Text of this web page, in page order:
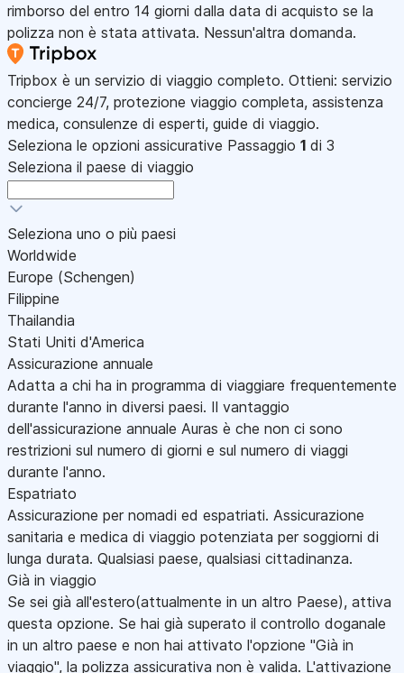
rimborso del entro 14 giorni dalla data di acquisto se la
polizza non è stata attivata. Nessun'altra domanda.
Tripbox è un servizio di viaggio completo. Ottieni: servizio
concierge 24/7, protezione viaggio completa, assistenza
medica, consulenze di esperti, guide di viaggio.
Seleziona le opzioni assicurative Passaggio 1 di 3
Seleziona il paese di viaggio
Seleziona uno o più paesi
Worldwide
Europe (Schengen)
Filippine
Thailandia
Stati Uniti d'America
Assicurazione annuale
Adatta a chi ha in programma di viaggiare frequentemente
durante l'anno in diversi paesi. Il vantaggio
dell'assicurazione annuale Auras è che non ci sono
restrizioni sul numero di giorni e sul numero di viaggi
durante l'anno.
Espatriato
Assicurazione per nomadi ed espatriati. Assicurazione
sanitaria e medica di viaggio potenziata per soggiorni di
lunga durata. Qualsiasi paese, qualsiasi cittadinanza.
Già in viaggio
Se sei già all'estero(attualmente in un altro Paese), attiva
questa opzione. Se hai già superato il controllo doganale
in un altro paese e non hai attivato l'opzione "Già in
viaggio", la polizza assicurativa non è valida. L'attivazione